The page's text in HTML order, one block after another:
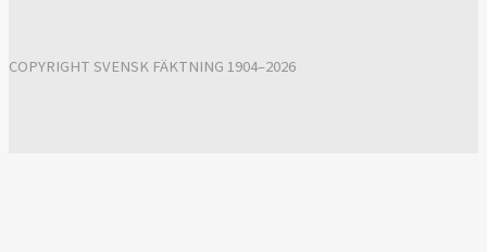
COPYRIGHT SVENSK FÄKTNING 1904–2026